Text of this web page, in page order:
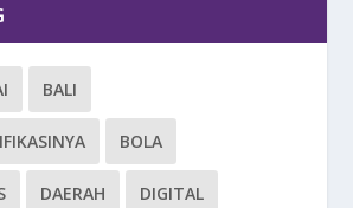
BALI
BOLA
DAERAH DIGITAL